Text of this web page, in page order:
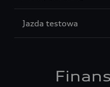
Jazda testowa